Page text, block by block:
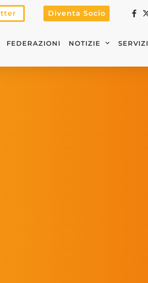
Diventa Socio
FEDERAZIONI NOTIZIE SERVIZI